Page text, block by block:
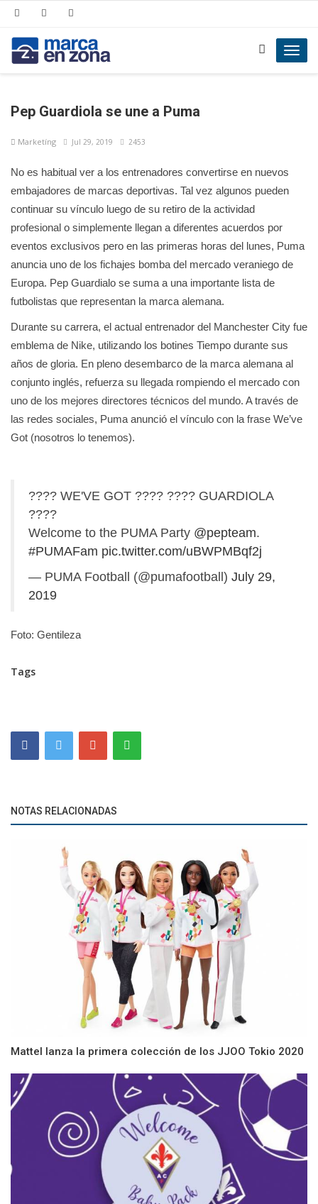
Pep Guardiola se une a Puma
Marketíng Jul 29, 2019 2453
No es habitual ver a los entrenadores convertirse en nuevos
embajadores de marcas deportivas. Tal vez algunos pueden
continuar su vínculo luego de su retiro de la actividad
profesional o simplemente llegan a diferentes acuerdos por
eventos exclusivos pero en las primeras horas del lunes, Puma
anuncia uno de los fichajes bomba del mercado veraniego de
Europa. Pep Guardialo se suma a una importante lista de
futbolistas que representan la marca alemana.
Durante su carrera, el actual entrenador del Manchester City fue
emblema de Nike, utilizando los botines Tiempo durante sus
años de gloria. En pleno desembarco de la marca alemana al
conjunto inglés, refuerza su llegada rompiendo el mercado con
uno de los mejores directores técnicos del mundo. A través de
las redes sociales, Puma anunció el vínculo con la frase We’ve
Got (nosotros lo tenemos).
???? WE'VE GOT ???? ???? GUARDIOLA
????
Welcome to the PUMA Party @pepteam.
#PUMAFam pic.twitter.com/uBWPMBqf2j
— PUMA Football (@pumafootball) July 29,
2019
Foto: Gentileza
Tags
NOTAS RELACIONADAS
Mattel lanza la primera colección de los JJOO Tokio 2020